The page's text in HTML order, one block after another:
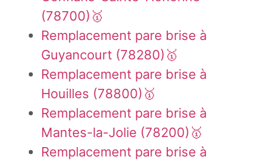
(78700)🥇
Remplacement pare brise à
Guyancourt (78280)🥇
Remplacement pare brise à
Houilles (78800)🥇
Remplacement pare brise à
Mantes-la-Jolie (78200)🥇
Remplacement pare brise à